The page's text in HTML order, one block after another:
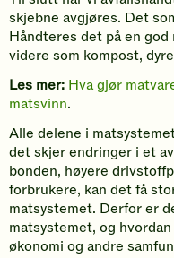
skjebne avgjøres. Det
Håndteres det på en
videre som kompost,
Les mer: Hva gjør
matsvinn.
Alle delene i
det skjer endringer i et
bonden, høyere
forbrukere, kan det få
matsystemet. Derfor er
matsystemet, og
økonomi og andre